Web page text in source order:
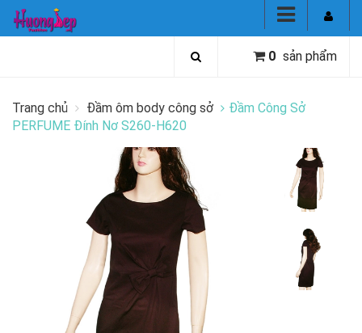
0 sản phẩm
Trang chủ Đầm ôm body công sở
Đầm Công Sở
PERFUME Đính Nơ S260-H620